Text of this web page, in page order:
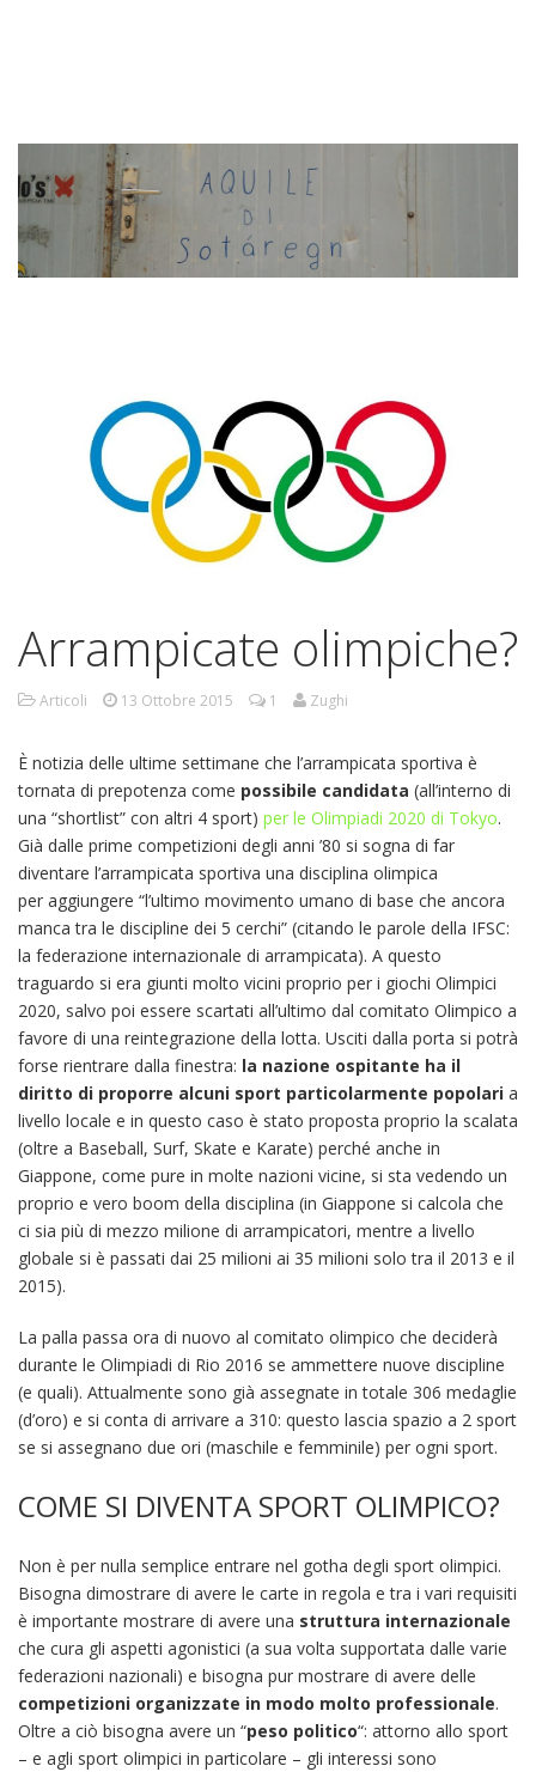
Arrampicate olimpiche?
Articoli 13 Ottobre 2015 1 Zughi
È notizia delle ultime settimane che l’arrampicata sportiva è
tornata di prepotenza come possibile candidata (all’interno di
una “shortlist” con altri 4 sport) per le Olimpiadi 2020 di Tokyo.
Già dalle prime competizioni degli anni ’80 si sogna di far
diventare l’arrampicata sportiva una disciplina olimpica
per aggiungere “l’ultimo movimento umano di base che ancora
manca tra le discipline dei 5 cerchi” (citando le parole della IFSC:
la federazione internazionale di arrampicata). A questo
traguardo si era giunti molto vicini proprio per i giochi Olimpici
2020, salvo poi essere scartati all’ultimo dal comitato Olimpico a
favore di una reintegrazione della lotta. Usciti dalla porta si potrà
forse rientrare dalla finestra: la nazione ospitante ha il
diritto di proporre alcuni sport particolarmente popolari a
livello locale e in questo caso è stato proposta proprio la scalata
(oltre a Baseball, Surf, Skate e Karate) perché anche in
Giappone, come pure in molte nazioni vicine, si sta vedendo un
proprio e vero boom della disciplina (in Giappone si calcola che
ci sia più di mezzo milione di arrampicatori, mentre a livello
globale si è passati dai 25 milioni ai 35 milioni solo tra il 2013 e il
2015).
La palla passa ora di nuovo al comitato olimpico che deciderà
durante le Olimpiadi di Rio 2016 se ammettere nuove discipline
(e quali). Attualmente sono già assegnate in totale 306 medaglie
(d’oro) e si conta di arrivare a 310: questo lascia spazio a 2 sport
se si assegnano due ori (maschile e femminile) per ogni sport.
COME SI DIVENTA SPORT OLIMPICO?
Non è per nulla semplice entrare nel gotha degli sport olimpici.
Bisogna dimostrare di avere le carte in regola e tra i vari requisiti
è importante mostrare di avere una struttura internazionale
che cura gli aspetti agonistici (a sua volta supportata dalle varie
federazioni nazionali) e bisogna pur mostrare di avere delle
competizioni organizzate in modo molto professionale.
Oltre a ciò bisogna avere un “peso politico“: attorno allo sport
– e agli sport olimpici in particolare – gli interessi sono